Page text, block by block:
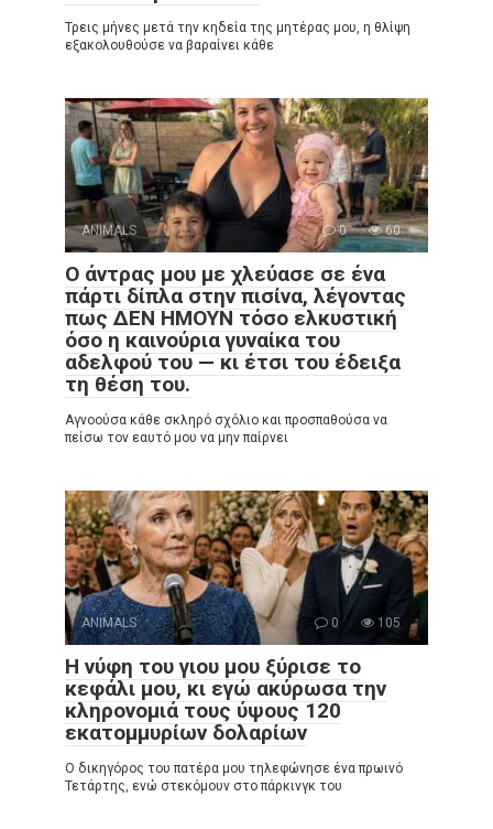
Τρεις μήνες μετά την κηδεία της μητέρας μου, η θλίψη
εξακολουθούσε να βαραίνει κάθε
ANIMALS 0 60
Ο άντρας μου με χλεύασε σε ένα
πάρτι δίπλα στην πισίνα, λέγοντας
πως ΔΕΝ ΗΜΟΥΝ τόσο ελκυστική
όσο η καινούρια γυναίκα του
αδελφού του — κι έτσι του έδειξα
τη θέση του.
Αγνοούσα κάθε σκληρό σχόλιο και προσπαθούσα να
πείσω τον εαυτό μου να μην παίρνει
ANIMALS 0 105
Η νύφη του γιου μου ξύρισε το
κεφάλι μου, κι εγώ ακύρωσα την
κληρονομιά τους ύψους 120
εκατομμυρίων δολαρίων
Ο δικηγόρος του πατέρα μου τηλεφώνησε ένα πρωινό
Τετάρτης, ενώ στεκόμουν στο πάρκινγκ του